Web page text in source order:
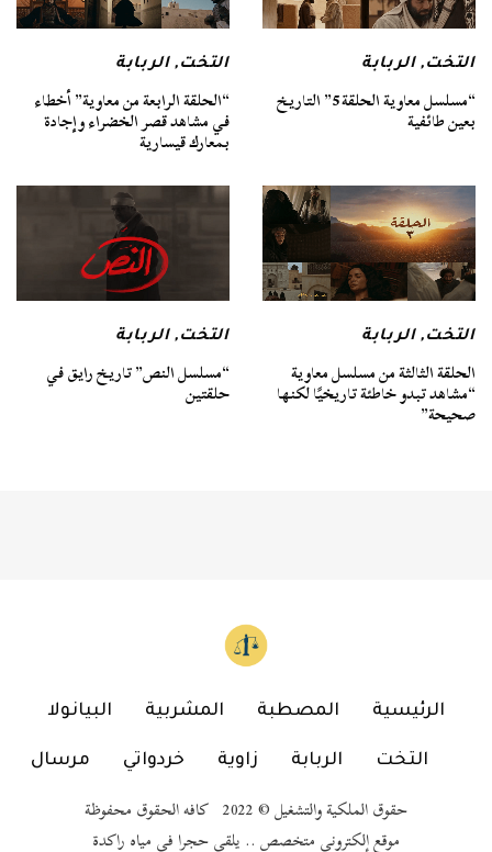
التخت,الربابة
“مسلسل معاوية الحلقة 5” التاريخ
بعين طائفية
التخت,الربابة
“الحلقة الرابعة من معاوية” أخطاء
في مشاهد قصر الخضراء وإجادة
بمعارك قيسارية
التخت,الربابة
الحلقة الثالثة من مسلسل معاوية
“مشاهد تبدو خاطئة تاريخيًا لكنها
صحيحة”
التخت,الربابة
“مسلسل النص” تاريخ رايق في
حلقتين
الرئيسية المصطبة المشربية البيانولا
التخت الربابة زاوية خردواتي مرسال
حقوق الملكية والتشغيل © 2022 كافه الحقوق محفوظة
موقع إلكتروني متخصص .. يلقي حجرا في مياه راكدة